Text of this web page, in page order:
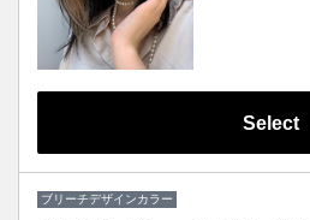
Select
ブリーチデザインカラー